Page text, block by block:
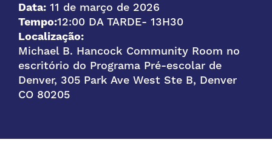
Data: 11 de março de 2026
Tempo:12:00 DA TARDE- 13H30
Localização:
Michael B. Hancock Community Room no
escritório do Programa Pré-escolar de
Denver, 305 Park Ave West Ste B, Denver
CO 80205